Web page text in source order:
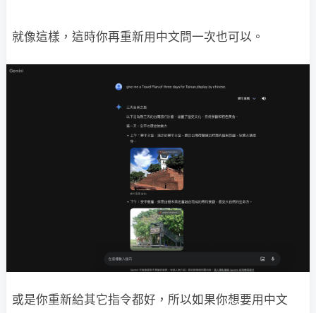
就像這樣，這時你再重新用中文問一次也可以。
或是你重新給其它指令都好，所以如果你想要用中文